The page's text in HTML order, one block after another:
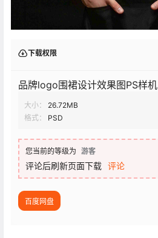
下载权限
品牌logo围裙设计效果图PS样机
大小：
26.72MB
格式：
PSD
您当前的等级为 游客
评论后刷新页面下载 评论
百度网盘